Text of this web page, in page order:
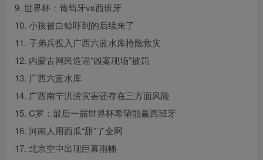
9. 世界杯：葡萄牙vs西班牙
10. 小孩被白鲸吓到的后续来了
11. 子弟兵投入广西六蓝水库抢险救灾
12. 内蒙古网民造谣“凶案现场”被罚
13. 广西六蓝水库
14. 广西南宁洪涝灾害还存在三方面风险
15. C罗：最后一届世界杯希望能赢西班牙
16. 河南人用西瓜“甜”了全网
17. 北京空中出现巨幕雨幡